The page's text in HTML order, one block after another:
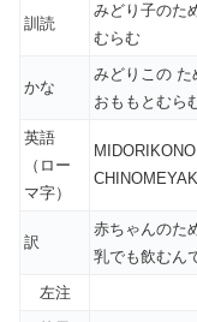
訓読
みどり子のた
むらむ
かな
みどりこの た
おももとむら
英語
（ロー
マ字）
訳
赤ちゃんのた
乳でも飲むん
左注